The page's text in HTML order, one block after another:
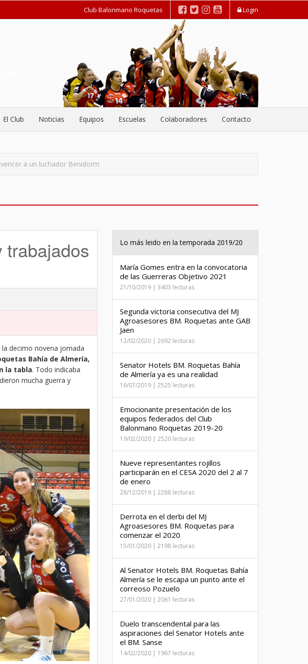
Login
Club Balonmano Roquetas
El Club Noticias Equipos Escuelas Colaboradores Contacto
a un luchador Benidorm
trabajados
decimo novena jornada
Bahía de Almería,
la tabla. Todo indicaba
mucha guerra y
Lo más leido en la temporada 2019/20
María Gomes entra en la convocatoria
de las Guerreras Objetivo 2021
21/10/2019 | 3403 lecturas
Segunda victoria consecutiva del MJ
Agroasesores BM. Roquetas ante GAB
Jaen
12/02/2020 | 2692 lecturas
Senator Hotels BM. Roquetas Bahía
de Almería ya es una realidad
16/07/2019 | 2525 lecturas
Emocionante presentación de los
equipos federados del Club
Balonmano Roquetas 2019-20
19/02/2020 | 2520 lecturas
Nueve representantes rojillos
participarán en el CESA 2020 del 2 al 7
de enero
28/12/2019 | 2288 lecturas
Derrota en el derbi del MJ
Agroasesores BM. Roquetas para
comenzar el 2020
15/01/2020 | 2198 lecturas
Al Senator Hotels BM. Roquetas Bahía
Almería se le escapa un punto ante el
correoso Pozuelo
27/01/2020 | 2061 lecturas
Duelo transcendental para las
aspiraciones del Senator Hotels ante
el BM. Sanse
14/02/2020 | 1967 lecturas